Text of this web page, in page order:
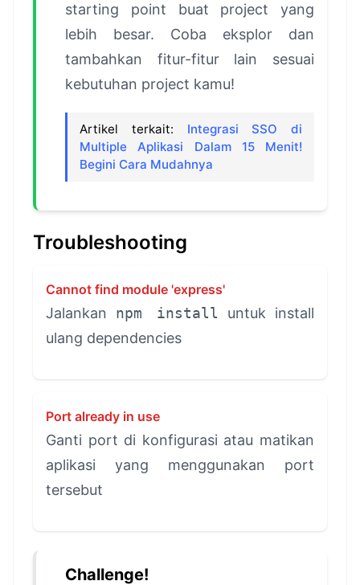
starting point buat project yang
lebih besar. Coba eksplor dan
tambahkan fitur-fitur lain sesuai
kebutuhan project kamu!
Artikel terkait: Integrasi SSO di
Multiple Aplikasi Dalam 15 Menit!
Begini Cara Mudahnya
Troubleshooting
Cannot find module 'express'
Jalankan npm install untuk install
ulang dependencies
Port already in use
Ganti port di konfigurasi atau matikan
aplikasi yang menggunakan port
tersebut
Challenge!